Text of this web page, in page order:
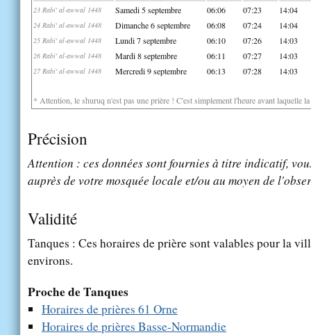
23 Rabi' al-awwal 1448 Samedi 5 septembre 06:06 07:23 14:04
24 Rabi' al-awwal 1448 Dimanche 6 septembre 06:08 07:24 14:04
25 Rabi' al-awwal 1448 Lundi 7 septembre 06:10 07:26 14:03
26 Rabi' al-awwal 1448 Mardi 8 septembre 06:11 07:27 14:03
27 Rabi' al-awwal 1448 Mercredi 9 septembre 06:13 07:28 14:03
* Attention, le shuruq n'est pas une prière ! C'est simplement l'heure avant laquelle
Précision
Attention : ces données sont fournies à titre indicatif,
auprès de votre mosquée locale et/ou au moyen de
Validité
Tanques : Ces horaires de prière sont valables pour la
environs.
Proche de Tanques
Horaires de prières 61 Orne
Horaires de prières Basse-Normandie